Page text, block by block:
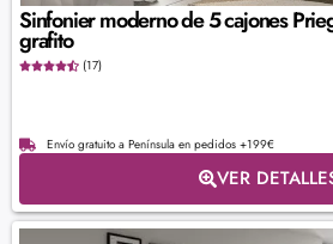
Sinfonier moderno de 5 cajones
grafito
(17)
Envío gratuito a Península en pedidos +199€
VER